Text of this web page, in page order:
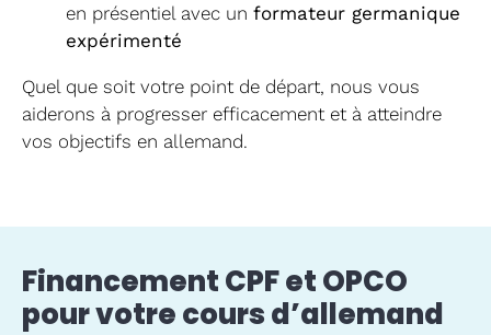
en présentiel avec un formateur germanique
expérimenté
Quel que soit votre point de départ, nous vous
aiderons à progresser efficacement et à atteindre
vos objectifs en allemand.
Financement CPF et OPCO
pour votre cours d’allemand